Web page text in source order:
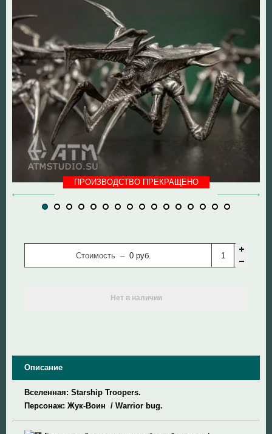
DOOM The Dark Ages
Dungeon Keeper
Fallout
God of War
Half Life
Hollow Knight
Mortal Kombat
StarCraft
DOOM
Mass Effect
Panzer Dragoon
Remedy Entertainment
Resident Evil
Silent Hill
Super Mario
ПРОИЗВОДСТВО ПРЕКРАЩЕНО
Стоимость – 0 руб.
Нет в наличии
Описание
Вселенная: Starship Troopers.
Персонаж: Жук-Воин / Warrior bug.